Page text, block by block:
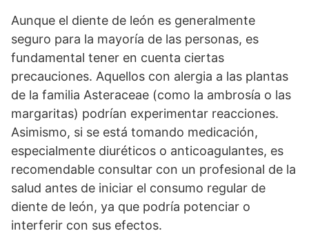
Aunque el diente de león es generalmente
seguro para la mayoría de las personas, es
fundamental tener en cuenta ciertas
precauciones. Aquellos con alergia a las plantas
de la familia Asteraceae (como la ambrosía o las
margaritas) podrían experimentar reacciones.
Asimismo, si se está tomando medicación,
especialmente diuréticos o anticoagulantes, es
recomendable consultar con un profesional de la
salud antes de iniciar el consumo regular de
diente de león, ya que podría potenciar o
interferir con sus efectos.